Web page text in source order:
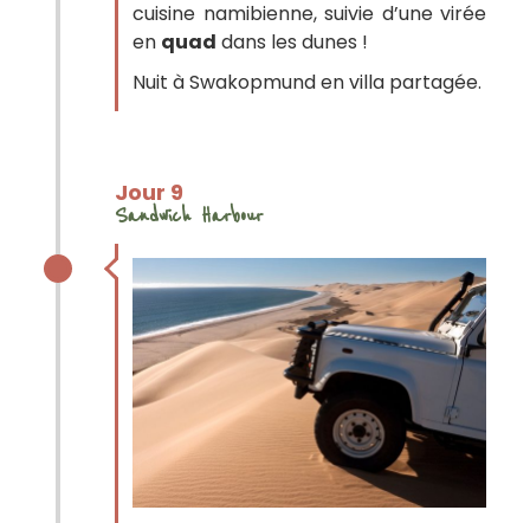
cuisine namibienne, suivie d’une virée
en quad dans les dunes !
Nuit à Swakopmund en villa partagée.
Jour 9
Sandwich Harbour